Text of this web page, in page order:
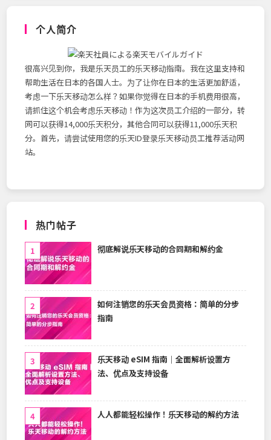
个人简介
很高兴见到你，我是乐天员工的乐天移动指南。我在这里支持和
帮助生活在日本的各国人士。为了让你在日本的生活更加舒适，
考虑一下乐天移动怎么样？如果你觉得在日本的手机费用很高，
请抓住这个机会考虑乐天移动！作为这次员工介绍的一部分，转
网可以获得14,000乐天积分，其他合同可以获得11,000乐天积
分。首先，请尝试使用您的乐天ID登录乐天移动员工推荐活动网
站。
热门帖子
彻底解说乐天移动的合同期和解约金
如何注销您的乐天会员资格：简单的分步
指南
乐天移动 eSIM 指南｜全面解析设置方
法、优点及支持设备
人人都能轻松操作！乐天移动的解约方法